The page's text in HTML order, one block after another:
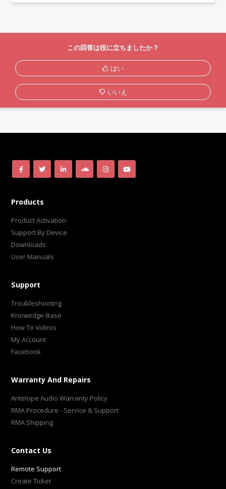
この回答は役に立ちましたか？
はい
いいえ
Products
Product Activation
Support By Device
Downloads
User Manuals
Support
Troubleshooting
Knowedge-Base
How To Videos
My Account
Facebook
Warranty And Repairs
Antelope Audio Warranty Policy
RMA Procedure - Service & Support
RMA Shipping
Contact Us
Remote Support
Create Ticket